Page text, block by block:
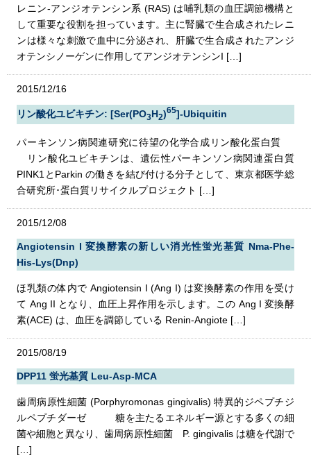
レニン-アンジオテンシン系 (RAS) は哺乳類の血圧調節機構と
して重要な役割を担っています。主に腎臓で生合成されたレニ
ンは様々な刺激で血中に分泌され、肝臓で生合成されたアンジ
オテンシノーゲンに作用してアンジオテンシンI […]
2015/12/16
リン酸化ユビキチン: [Ser(PO3H2)65]-Ubiquitin
パーキンソン病関連研究に待望の化学合成リン酸化蛋白質
リン酸化ユビキチンは、遺伝性パーキンソン病関連蛋白質
PINK1とParkin の働きを結び付ける分子として、東京都医学総
合研究所･蛋白質リサイクルプロジェクト […]
2015/12/08
Angiotensin I 変換酵素の新しい消光性蛍光基質 Nma-Phe-
His-Lys(Dnp)
ほ乳類の体内で Angiotensin I (Ang I) は変換酵素の作用を受け
て Ang II となり、血圧上昇作用を示します。この Ang I 変換酵
素(ACE) は、血圧を調節している Renin-Angiote […]
2015/08/19
DPP11 蛍光基質 Leu-Asp-MCA
歯周病原性細菌 (Porphyromonas gingivalis) 特異的ジペプチジ
ルペプチダーゼ 糖を主たるエネルギー源とする多くの細
菌や細胞と異なり、歯周病原性細菌 P. gingivalis は糖を代謝で
[…]